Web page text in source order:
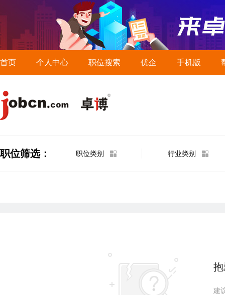
首页 个人中心 职位搜索 优企 手机版
职位筛选： 职位类别 行业类别
建